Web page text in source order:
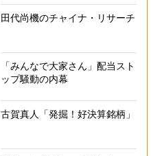
田代尚機のチャイナ・リサーチ
「みんなで大家さん」配当スト
ップ騒動の内幕
古賀真人「発掘！好決算銘柄」